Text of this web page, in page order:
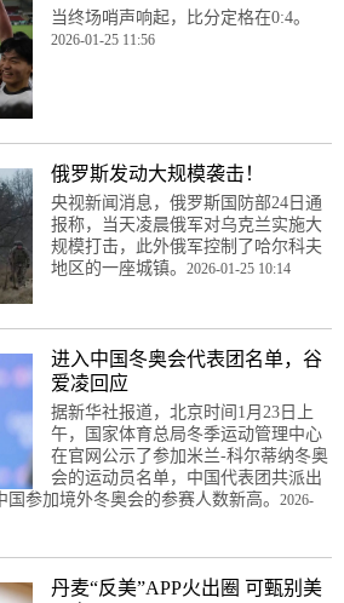
当终场哨声响起，比分定格在0:4。
2026-01-25 11:56
俄罗斯发动大规模袭击！
央视新闻消息，俄罗斯国防部24日通
报称，当天凌晨俄军对乌克兰实施大
规模打击，此外俄军控制了哈尔科夫
地区的一座城镇。 2026-01-25 10:14
进入中国冬奥会代表团名单，谷
爱凌回应
据新华社报道，北京时间1月23日上
午，国家体育总局冬季运动管理中心
在官网公示了参加米兰-科尔蒂纳冬奥
会的运动员名单，中国代表团共派出
参加境外冬奥会的参赛人数新高。 2026-
丹麦“反美”APP火出圈 可甄别美